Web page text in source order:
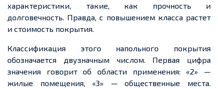
характеристики, такие, как прочность и
долговечность. Правда, с повышением класса растет
и стоимость покрытия.
Классификация этого напольного покрытия
обозначается двузначнымчислом. Первая цифра
значения говорит об области применения: «2» —
жилые помещения, «3» — общественные места.